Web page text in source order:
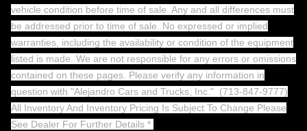
vehicle condition before time of sale. Any and all differences must
be addressed prior to time of sale. No expressed or implied
warranties, including the availability or condition of the equipment
listed is made. We are not responsible for any errors or omissions
contained on these pages. Please verify any information in
question with "Alejandro Cars and Trucks, Inc." (713-847-9777)
All Inventory And Inventory Pricing Is Subject To Change Please
See Dealer For Further Details *